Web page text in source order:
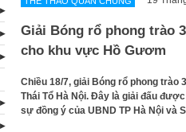
Giải Bóng rổ phong trào
cho khu vực Hồ Gươm
Chiều 18/7, giải Bóng rổ phong
Thái Tổ Hà Nội. Đây là giải đấu
sự đồng ý của UBND TP Hà Nội và